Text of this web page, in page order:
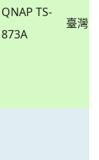
QNAP TS-
873A
臺灣